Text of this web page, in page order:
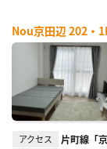
Nou京田辺 202・
アクセス 片町線「